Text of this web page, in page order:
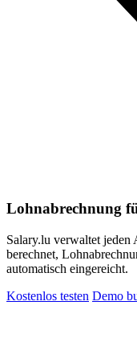
Lohnabrechnung
Salary.lu verwaltet jeden
berechnet,
automatisch eingereicht.
Kostenlos testen Demo